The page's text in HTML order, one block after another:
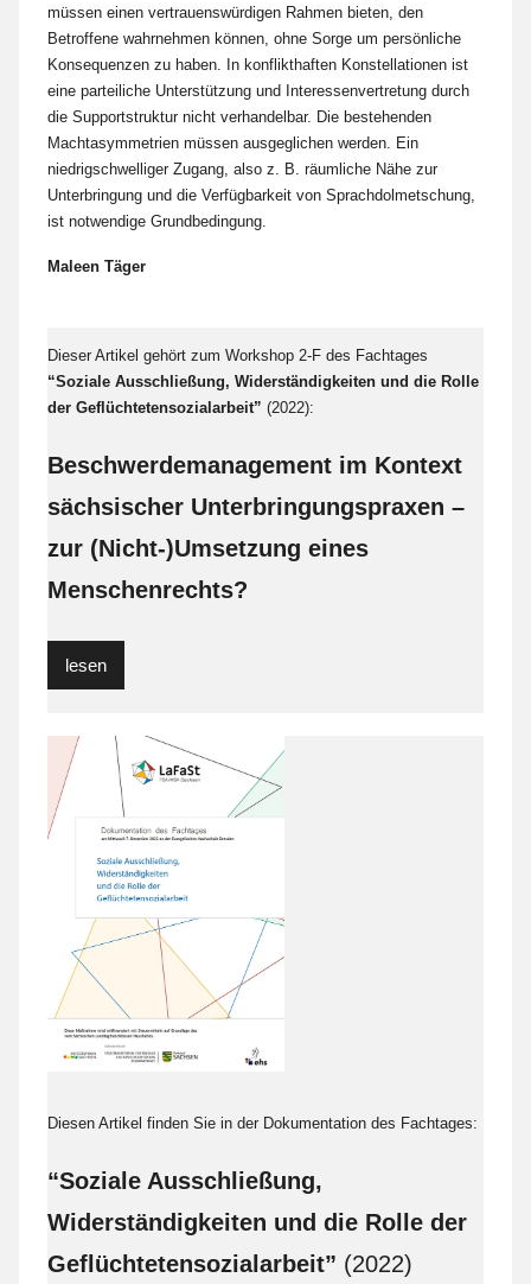
müssen einen vertrauenswürdigen Rahmen bieten, den
Betroffene wahrnehmen können, ohne Sorge um persönliche
Konsequenzen zu haben. In konflikthaften Konstellationen ist
eine parteiliche Unterstützung und Interessenvertretung durch
die Supportstruktur nicht verhandelbar. Die bestehenden
Machtasymmetrien müssen ausgeglichen werden. Ein
niedrigschwelliger Zugang, also z. B. räumliche Nähe zur
Unterbringung und die Verfügbarkeit von Sprachdolmetschung,
ist notwendige Grundbedingung.
Maleen Täger
Dieser Artikel gehört zum Workshop 2-F des Fachtages
“Soziale Ausschließung, Widerständigkeiten und die Rolle
der Geflüchtetensozialarbeit” (2022):
Beschwerdemanagement im Kontext
sächsischer Unterbringungspraxen –
zur (Nicht-)Umsetzung eines
Menschenrechts?
lesen
Diesen Artikel finden Sie in der Dokumentation des Fachtages:
“Soziale Ausschließung,
Widerständigkeiten und die Rolle der
Geflüchtetensozialarbeit” (2022)